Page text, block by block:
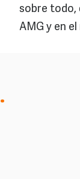
sobre todo,
AMG y en